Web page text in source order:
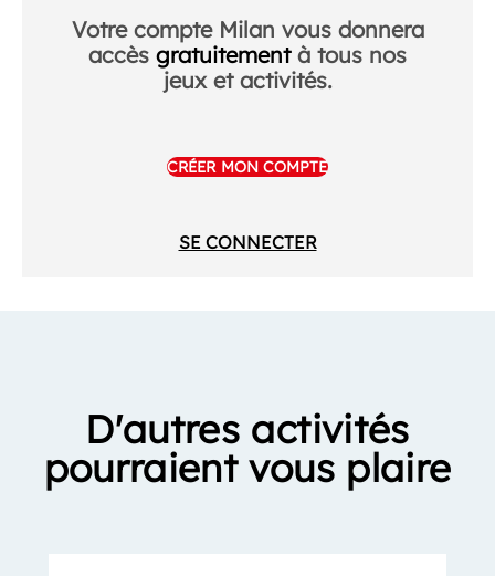
Votre compte Milan vous donnera
accès gratuitementà tous nos
jeux et activités.
CRÉER MON COMPTE
SE CONNECTER
D'autres activités
pourraient vous plaire